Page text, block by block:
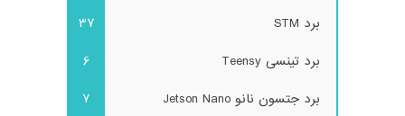
برد STM
37
برد تینسی Teensy
6
برد جتسون نانو Jetson Nano
7